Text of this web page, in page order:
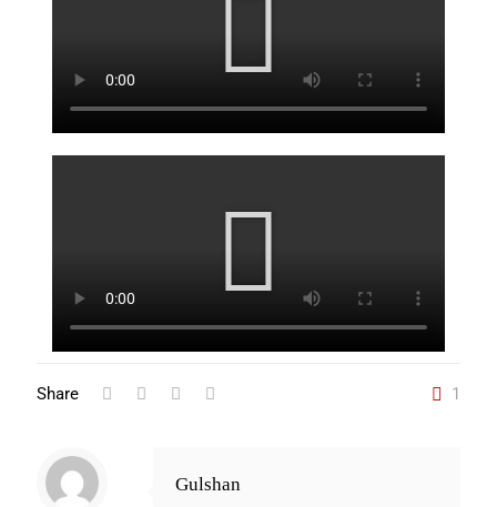
Share 1
Gulshan